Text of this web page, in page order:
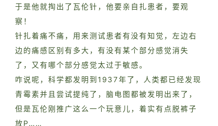
于是他就掏出了瓦伦针，他要亲自扎患者，要观
察！
针扎着痛不痛，用来测试患者有没有知觉，左边右
边的痛感区别有多大，有没有某个部分感觉消失
了，又有哪个部分感觉太过于敏感。
咋说呢，科学都发明到1937年了，人类都已经发现
青霉素并且尝试提纯了，脑电图都被发明出来了，
但是瓦伦刚推广这么一个玩意儿，着实有点脱裤子
放P……